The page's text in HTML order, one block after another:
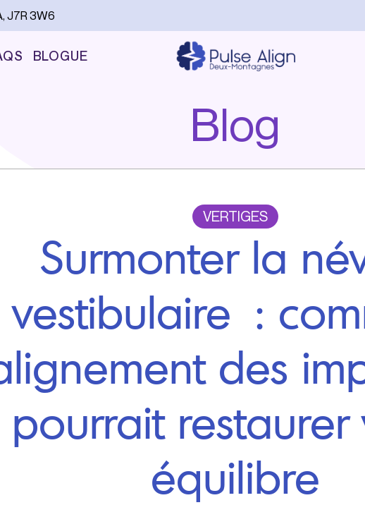
J7R 3W6
BLOGUE
Blog
VERTIGES
Surmonter la
vestibulaire :
des
pourrait restaurer
équilibre